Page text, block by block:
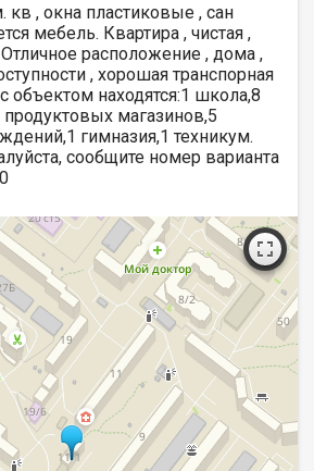
кв , окна пластиковые , сан
мебель. Квартира , чистая ,
расположение , дома ,
, хорошая транспорная
объектом находятся:1 школа,8
продуктовых магазинов,5
гимназия,1 техникум.
сообщите номер варианта